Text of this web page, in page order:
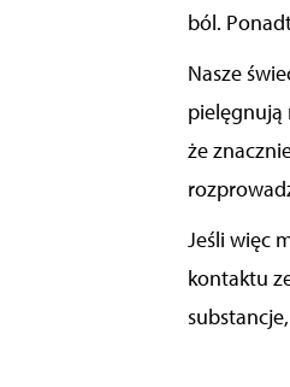
ból.
Nasze
pielęgnują
że
Jeśli więc
kontaktu